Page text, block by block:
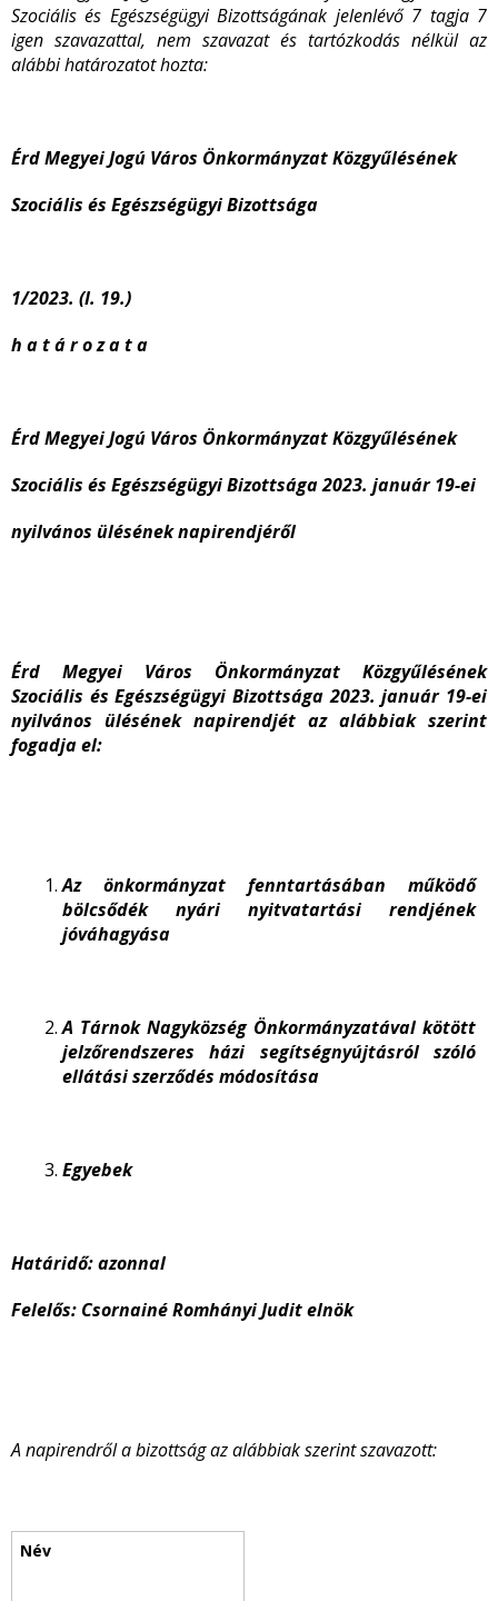
Szociális és Egészségügyi Bizottságának jelenlévő 7 tagja 7
igen szavazattal, nem szavazat és tartózkodás nélkül az
alábbi határozatot hozta:
Érd Megyei Jogú Város Önkormányzat Közgyűlésének
Szociális és Egészségügyi Bizottsága
1/2023. (I. 19.)
h a t á r o z a t a
Érd Megyei Jogú Város Önkormányzat Közgyűlésének
Szociális és Egészségügyi Bizottsága 2023. január 19-ei
nyilvános ülésének napirendjéről
Érd Megyei Város Önkormányzat Közgyűlésének
Szociális és Egészségügyi Bizottsága 2023. január 19-ei
nyilvános ülésének napirendjét az alábbiak szerint
fogadja el:
Az önkormányzat fenntartásában működő
bölcsődék nyári nyitvatartási rendjének
jóváhagyása
A Tárnok Nagyközség Önkormányzatával kötött
jelzőrendszeres házi segítségnyújtásról szóló
ellátási szerződés módosítása
Egyebek
Határidő: azonnal
Felelős: Csornainé Romhányi Judit elnök
A napirendről a bizottság az alábbiak szerint szavazott: